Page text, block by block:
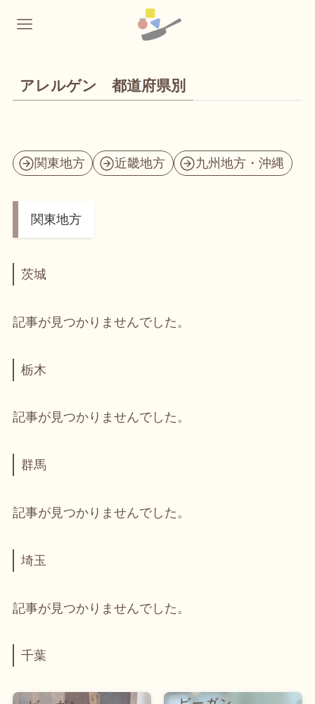
アレルゲン 都道府県別
関東地方 近畿地方 九州地方・沖縄
関東地方
茨城
記事が見つかりませんでした。
栃木
記事が見つかりませんでした。
群馬
記事が見つかりませんでした。
埼玉
記事が見つかりませんでした。
千葉